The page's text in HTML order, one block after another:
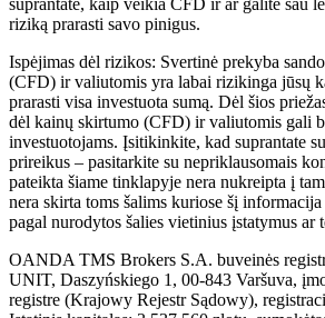
riziką prarasti savo pinigus.
Ispėjimas dėl rizikos: Svertinė prekyba
(CFD) ir valiutomis yra labai rizikinga jūsų
prarasti visa investuota sumą. Dėl šios
dėl kainų skirtumo (CFD) ir valiutomis gali
investuotojams. Įsitikinkite, kad suprantate
prireikus – pasitarkite su nepriklausomais
pateikta šiame tinklapyje nera nukreipta į
nera skirta toms šalims kuriose šį
pagal nurodytos šalies vietinius įstatymus ar
OANDA TMS Brokers S.A. buveinės
UNIT, Daszyńskiego 1, 00-843 Varšuva,
registre (Krajowy Rejestr Sądowy),